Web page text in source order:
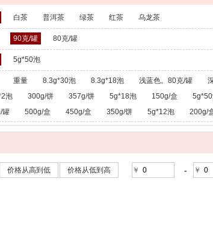
白茶 普洱茶 绿茶 红茶 乌龙茶
90克/罐 80克/罐
5g*50泡
重量 8.3g*30泡 8.3g*18泡 浅蓝色。80克/罐
泡
300g/饼 357g/饼 5g*18泡 150g/盒
罐
500g/盒 450g/盒 350g/饼 5g*12泡 200g/
价格从高到低 价格从低到高 ￥ - ￥